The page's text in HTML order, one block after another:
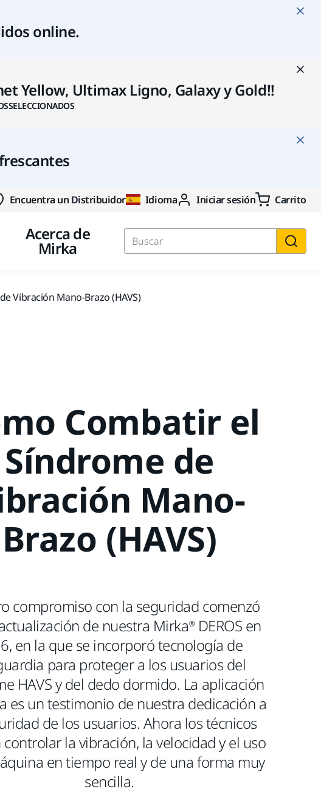
online.
Yellow, Ultimax Ligno, Galaxy y Gold!!
Encuentra un Distribuidor Idioma Iniciar sesión Carrito
Acerca de
Mirka Buscar
Vibración Mano-Brazo (HAVS)
Combatir el
Síndrome de
Mano-
Brazo (HAVS)
compromiso con la seguridad comenzó
de nuestra Mirka® DEROS en
en la que se incorporó tecnología de
para proteger a los usuarios del
HAVS y del dedo dormido. La aplicación
es un testimonio de nuestra dedicación a
de los usuarios. Ahora los técnicos
la vibración, la velocidad y el uso
en tiempo real y de una forma muy
sencilla.